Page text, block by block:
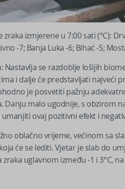
izmjerene u 7:00 sati (°C):
-7; Banja Luka -6; Bihać -5;
Nastavlja se razdoblje lošijih
i dalje će predstavljati najveći
je posvetiti pažnju
Danju malo ugodnije, s obzirom
ovaj pozitivni efekt i
oblačno vrijeme, većinom sa
će se lediti. Vjetar je slab do
uglavnom između -1 i 3°C,